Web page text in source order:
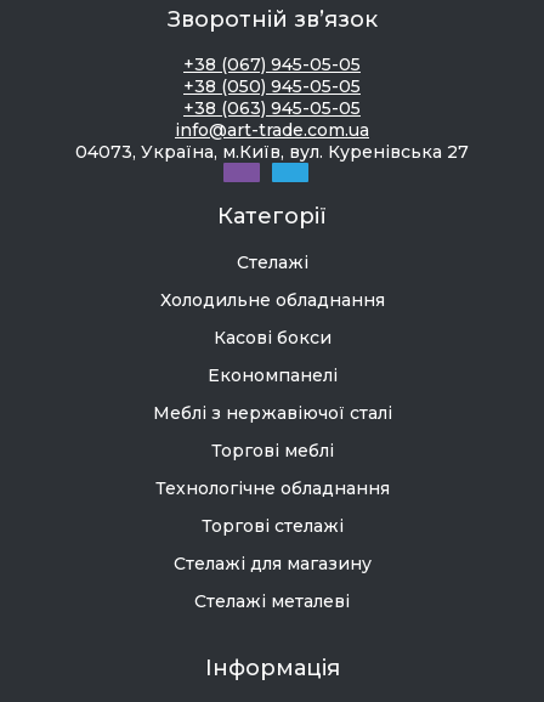
Зворотній зв’язок
+38 (067) 945-05-05
+38 (050) 945-05-05
+38 (063) 945-05-05
info@art-trade.com.ua
04073, Україна, м.Київ, вул. Куренівська 27
Категорії
Стелажі
Холодильне обладнання
Касові бокси
Економпанелі
Меблі з нержавіючої сталі
Торгові меблі
Технологічне обладнання
Торгові стелажі
Стелажі для магазину
Стелажі металеві
Інформація